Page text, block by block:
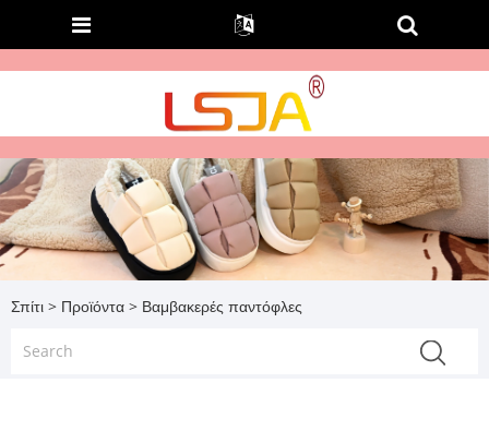
Σπίτι > Προϊόντα > Βαμβακερές παντόφλες